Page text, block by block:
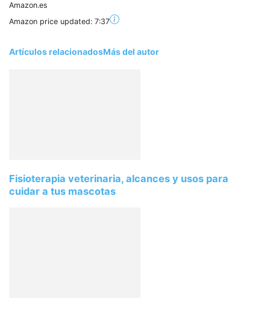
Amazon.es
Amazon price updated: 7:37
Artículos relacionadosMás del autor
Fisioterapia veterinaria, alcances y usos para
cuidar a tus mascotas